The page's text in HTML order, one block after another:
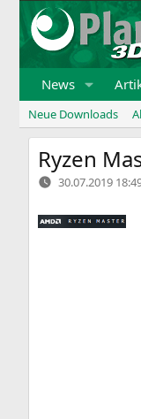
Zum
Inhalt
springen
News
Neue Downloads
Ryzen
30.07.2019